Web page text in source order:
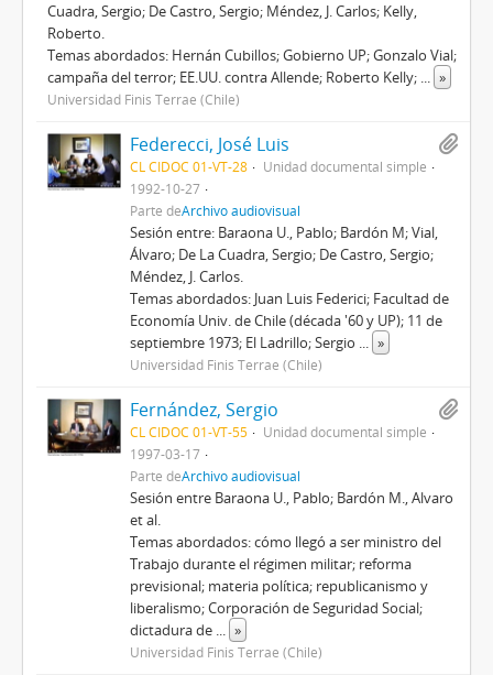
Cuadra, Sergio; De Castro, Sergio; Méndez, J. Carlos; Kelly,
Roberto.
Temas abordados: Hernán Cubillos; Gobierno UP; Gonzalo Vial;
campaña del terror; EE.UU. contra Allende; Roberto Kelly; ... »
Universidad Finis Terrae (Chile)
Federecci, José Luis
CL CIDOC 01-VT-28
Unidad documental simple
1992-10-27
Parte deArchivo audiovisual
Sesión entre: Baraona U., Pablo; Bardón M; Vial,
Álvaro; De La Cuadra, Sergio; De Castro, Sergio;
Méndez, J. Carlos.
Temas abordados: Juan Luis Federici; Facultad de
Economía Univ. de Chile (década '60 y UP); 11 de
septiembre 1973; El Ladrillo; Sergio ... »
Universidad Finis Terrae (Chile)
Fernández, Sergio
CL CIDOC 01-VT-55
Unidad documental simple
1997-03-17
Parte deArchivo audiovisual
Sesión entre Baraona U., Pablo; Bardón M., Alvaro
et al.
Temas abordados: cómo llegó a ser ministro del
Trabajo durante el régimen militar; reforma
previsional; materia política; republicanismo y
liberalismo; Corporación de Seguridad Social;
dictadura de ... »
Universidad Finis Terrae (Chile)